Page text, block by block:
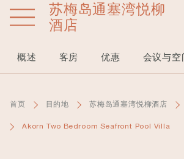
首页 目的地 苏梅岛通塞湾悦柳酒店
Akorn Two Bedroom Seafront Pool Villa
苏梅岛通塞湾悦柳
酒店
概述 客房 优惠 会议与空